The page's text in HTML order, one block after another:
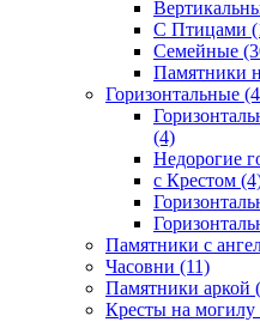
С Птицами
Семейные
Памятники
Горизонтальные
(4)
Недорогие
с Крестом
Памятники с
Часовни (11)
Памятники аркой
Кресты на могилу